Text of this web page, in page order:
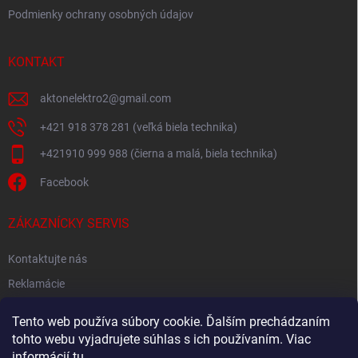
Tento web používa súbory cookie. Ďalším prechádzaním
tohto webu vyjadrujete súhlas s ich používaním. Viac
Podmienky ochrany osobných údajov
KONTAKT
aktonelektro2@gmail.com
+421 918 378 281 (veľká biela technika)
+421910 999 988 (čierna a malá, biela technika)
Facebook
ZÁKAZNÍCKY SERVIS
Kontaktujte nás
Reklamácie